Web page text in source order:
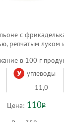
с
репчатым
в 100 г
углеводы
11,0
Цена: 110Р